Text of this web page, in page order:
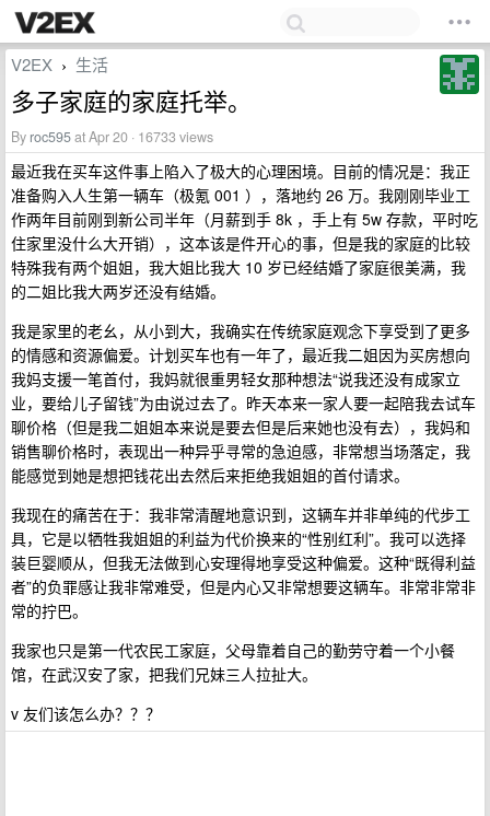
V2EX › 生活
多子家庭的家庭托举。
By roc595at Apr 20 · 16733 views
最近我在买车这件事上陷入了极大的心理困境。目前的情况是：我正
准备购入人生第一辆车（极氪 001 ），落地约 26 万。我刚刚毕业工
作两年目前刚到新公司半年（月薪到手 8k ，手上有 5w 存款，平时吃
住家里没什么大开销），这本该是件开心的事，但是我的家庭的比较
特殊我有两个姐姐，我大姐比我大 10 岁已经结婚了家庭很美满，我
的二姐比我大两岁还没有结婚。
我是家里的老幺，从小到大，我确实在传统家庭观念下享受到了更多
的情感和资源偏爱。计划买车也有一年了，最近我二姐因为买房想向
我妈支援一笔首付，我妈就很重男轻女那种想法“说我还没有成家立
业，要给儿子留钱”为由说过去了。昨天本来一家人要一起陪我去试车
聊价格（但是我二姐姐本来说是要去但是后来她也没有去），我妈和
销售聊价格时，表现出一种异乎寻常的急迫感，非常想当场落定，我
能感觉到她是想把钱花出去然后来拒绝我姐姐的首付请求。
我现在的痛苦在于：我非常清醒地意识到，这辆车并非单纯的代步工
具，它是以牺牲我姐姐的利益为代价换来的“性别红利”。我可以选择
装巨婴顺从，但我无法做到心安理得地享受这种偏爱。这种“既得利益
者”的负罪感让我非常难受，但是内心又非常想要这辆车。非常非常非
常的拧巴。
我家也只是第一代农民工家庭，父母靠着自己的勤劳守着一个小餐
馆，在武汉安了家，把我们兄妹三人拉扯大。
v 友们该怎么办？？？